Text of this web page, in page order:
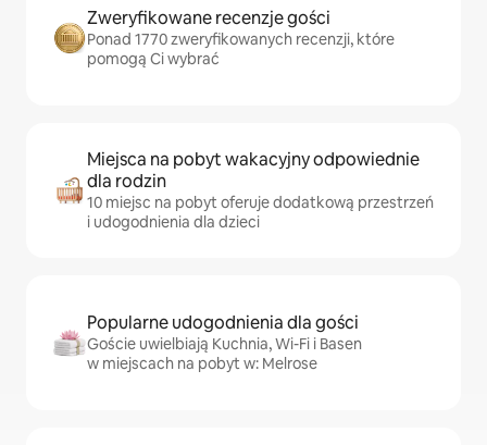
Zweryfikowane recenzje gości
Ponad 1770 zweryfikowanych recenzji, które
pomogą Ci wybrać
Miejsca na pobyt wakacyjny odpowiednie
dla rodzin
10 miejsc na pobyt oferuje dodatkową przestrzeń
i udogodnienia dla dzieci
Popularne udogodnienia dla gości
Goście uwielbiają Kuchnia, Wi-Fi i Basen
w miejscach na pobyt w: Melrose